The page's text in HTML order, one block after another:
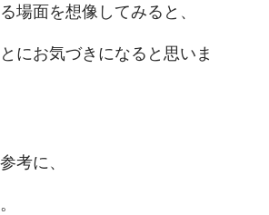
場面を想像してみると、
にお気づきになると思いま
考に、